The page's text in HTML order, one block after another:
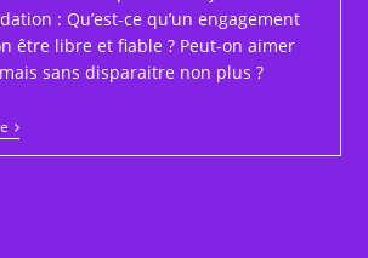
: Qu’est-ce qu’un engagement
être libre et fiable ? Peut-on aimer
sans disparaitre non plus ?
Junon
Devient